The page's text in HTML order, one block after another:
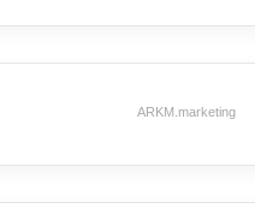
ARKM.marketing